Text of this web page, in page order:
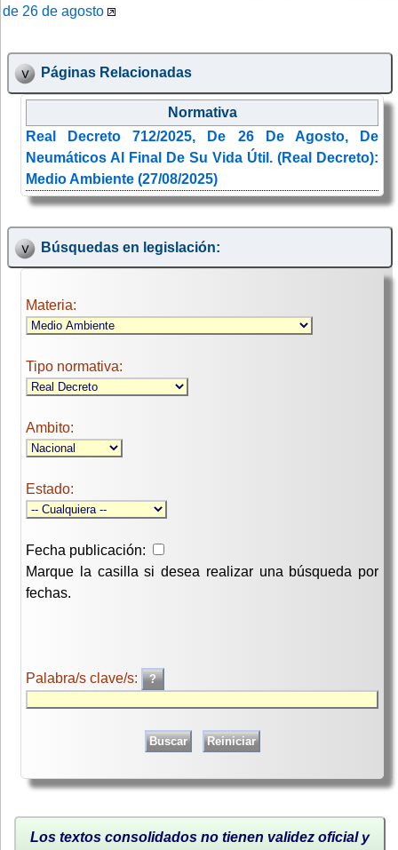
de 26 de agosto
Páginas Relacionadas
Normativa
Real Decreto 712/2025, De 26 De Agosto, De
Neumáticos Al Final De Su Vida Útil. (Real Decreto):
Medio Ambiente (27/08/2025)
Búsquedas en legislación:
Materia:
Tipo normativa:
Ambito:
Estado:
Fecha publicación:
Marque la casilla si desea realizar una búsqueda por
fechas.
Palabra/s clave/s:
Los textos consolidados no tienen validez oficial y